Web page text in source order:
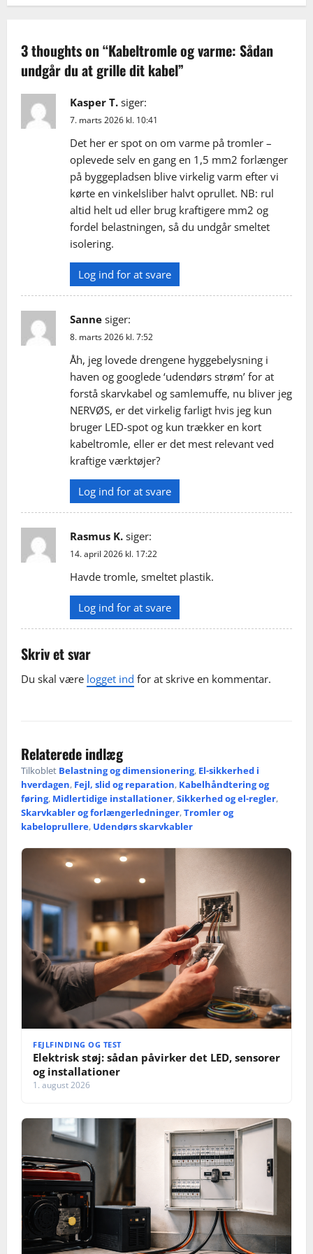
v
i
a
3 thoughts on “Kabeltromle og varme: Sådan
undgår du at grille dit kabel”
Kasper T. siger:
7. marts 2026 kl. 10:41
Det her er spot on om varme på tromler –
oplevede selv en gang en 1,5 mm2 forlænger
på byggepladsen blive virkelig varm efter vi
kørte en vinkelsliber halvt oprullet. NB: rul
altid helt ud eller brug kraftigere mm2 og
fordel belastningen, så du undgår smeltet
isolering.
Log ind for at svare
Sanne siger:
8. marts 2026 kl. 7:52
Åh, jeg lovede drengene hyggebelysning i
haven og googlede ‘udendørs strøm’ for at
forstå skarvkabel og samlemuffe, nu bliver jeg
NERVØS, er det virkelig farligt hvis jeg kun
bruger LED-spot og kun trækker en kort
kabeltromle, eller er det mest relevant ved
kraftige værktøjer?
Log ind for at svare
Rasmus K. siger:
14. april 2026 kl. 17:22
Havde tromle, smeltet plastik.
Log ind for at svare
Skriv et svar
Du skal være logget ind for at skrive en kommentar.
Relaterede indlæg
Tilkoblet Belastning og dimensionering, El-sikkerhed i
hverdagen, Fejl, slid og reparation, Kabelhåndtering og
føring, Midlertidige installationer,Sikkerhed og el-regler,
Skarvkabler og forlængerledninger,Tromler og
kabeloprullere, Udendørs skarvkabler
FEJLFINDING OG TEST
Elektrisk støj: sådan påvirker det LED, sensorer
og installationer
1. august 2026